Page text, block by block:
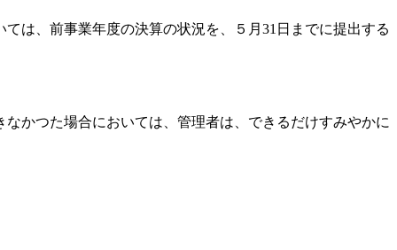
は、前事業年度の決算の状況を、５月31日までに提出する
かつた場合においては、管理者は、できるだけすみやかに